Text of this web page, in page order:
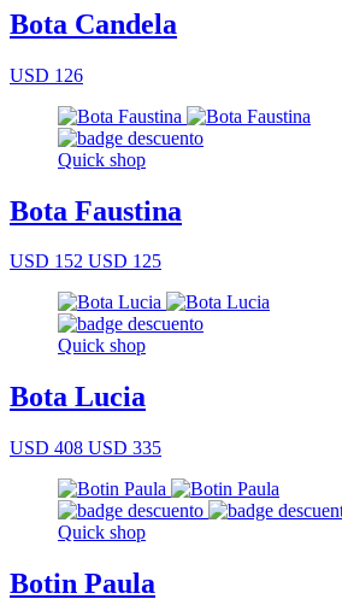
Bota Candela
USD 126
Quick shop
Bota Faustina
USD 152 USD 125
Quick shop
Bota Lucia
USD 408 USD 335
Quick shop
Botin Paula